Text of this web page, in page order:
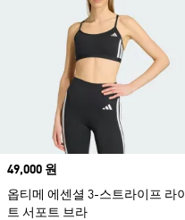
Price
49,000 원
옵티메 에센셜 3-스트라이프 라이
트 서포트 브라